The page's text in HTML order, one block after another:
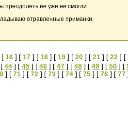
преодолеть ее уже не смогли.
отравленные приманки.
[ 16 ] [ 17 ] [ 18 ] [ 19 ] [ 20 ] [ 21 ] [ 22 ] [
44 ] [ 45 ] [ 46 ] [ 47 ] [ 48 ] [ 49 ] [ 50 ] [
] [ 71 ] [ 72 ] [ 73 ] [ 74 ] [ 75 ] [ 76 ] [ 77